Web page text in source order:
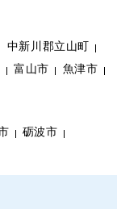
中新川郡立山町
富山市 魚津市
砺波市